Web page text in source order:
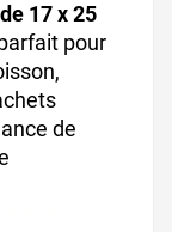
17 x 25
pour
de